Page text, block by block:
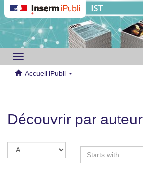
Toggle
navigation
Accueil iPubli
Découvrir par auteur